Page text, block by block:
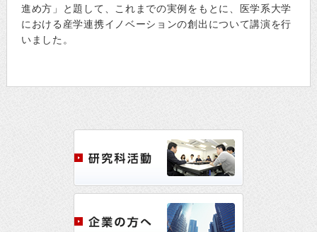
進め方」と題して、これまでの実例をもとに、医学系大学
における産学連携イノベーションの創出について講演を行
いました。